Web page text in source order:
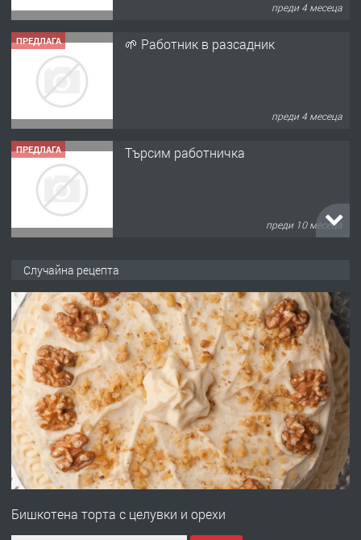
преди 4 месеца
ПРЕДЛАГА 🌱 Работник в разсадник
преди 4 месеца
ПРЕДЛАГА Търсим работничка
преди 10 месеца
преди 1 година
ПРЕДЛАГА Работа за общи работници
преди 1 година
ПРЕДЛАГА
Първи поход "По стъпките на Ангел
Случайна рецепта
Бишкотена торта с целувки и орехи